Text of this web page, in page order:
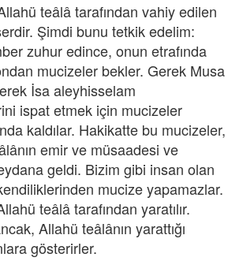
teâlâ tarafından vahiy edilen
Şimdi bunu tetkik edelim:
zuhur edince, onun etrafında
mucizeler bekler. Gerek Musa
İsa aleyhisselam
ispat etmek için mucizeler
kaldılar. Hakikatte bu mucizeler,
emir ve müsaadesi ve
geldi. Bizim gibi insan olan
mucize yapamazlar.
teâlâ tarafından yaratılır.
Allahü teâlânın yarattığı
gösterirler.